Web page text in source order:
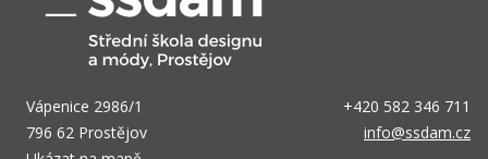
Vápenice 2986/1
796 62 Prostějov
+420 582 346 711
info@ssdam.cz